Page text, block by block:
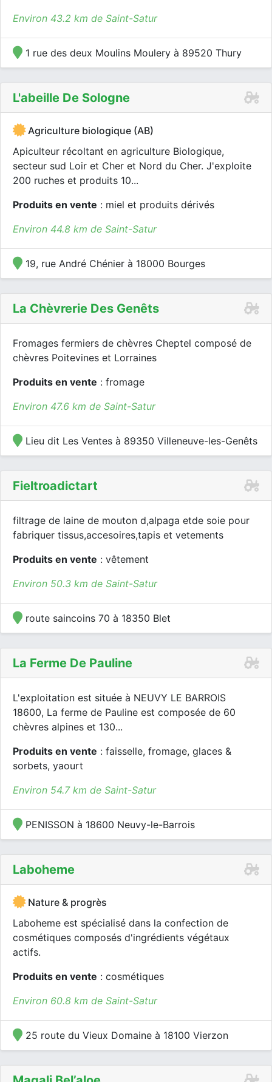
Environ 43.2 km de Saint-Satur
1 rue des deux Moulins Moulery à 89520 Thury
L'abeille De Sologne
Agriculture biologique (AB)
Apiculteur récoltant en agriculture Biologique,
secteur sud Loir et Cher et Nord du Cher. J'exploite
200 ruches et produits 10...
Produits en vente : miel et produits dérivés
Environ 44.8 km de Saint-Satur
19, rue André Chénier à 18000 Bourges
La Chèvrerie Des Genêts
Fromages fermiers de chèvres Cheptel composé de
chèvres Poitevines et Lorraines
Produits en vente : fromage
Environ 47.6 km de Saint-Satur
Lieu dit Les Ventes à 89350 Villeneuve-les-Genêts
Fieltroadictart
filtrage de laine de mouton d,alpaga etde soie pour
fabriquer tissus,accesoires,tapis et vetements
Produits en vente : vêtement
Environ 50.3 km de Saint-Satur
route saincoins 70 à 18350 Blet
La Ferme De Pauline
L'exploitation est située à NEUVY LE BARROIS
18600, La ferme de Pauline est composée de 60
chèvres alpines et 130...
Produits en vente : faisselle, fromage, glaces &
sorbets, yaourt
Environ 54.7 km de Saint-Satur
PENISSON à 18600 Neuvy-le-Barrois
Laboheme
Nature & progrès
Laboheme est spécialisé dans la confection de
cosmétiques composés d'ingrédients végétaux
actifs.
Produits en vente : cosmétiques
Environ 60.8 km de Saint-Satur
25 route du Vieux Domaine à 18100 Vierzon